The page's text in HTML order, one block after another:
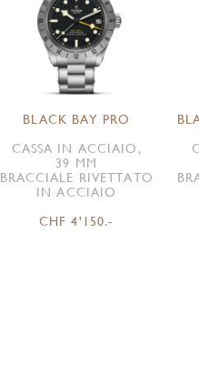
BLACK BAY PRO
CASSA IN ACCIAIO,
39 MM
BRACCIALE RIVETTATO
IN ACCIAIO
CHF 4'150.-